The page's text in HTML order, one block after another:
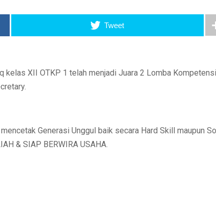
Tweet
kelas XII OTKP 1 telah menjadi Juara 2 Lomba Kompetensi
Generasi Unggul baik secara Hard Skill maupun
& SIAP BERWIRA USAHA.